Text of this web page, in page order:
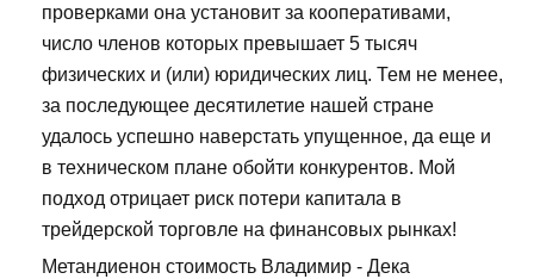
проверками она установит за кооперативами,
число членов которых превышает 5 тысяч
физических и (или) юридических лиц. Тем не менее,
за последующее десятилетие нашей стране
удалось успешно наверстать упущенное, да еще и
в техническом плане обойти конкурентов. Мой
подход отрицает риск потери капитала в
трейдерской торговле на финансовых рынках!
Метандиенон стоимость Владимир - Дека